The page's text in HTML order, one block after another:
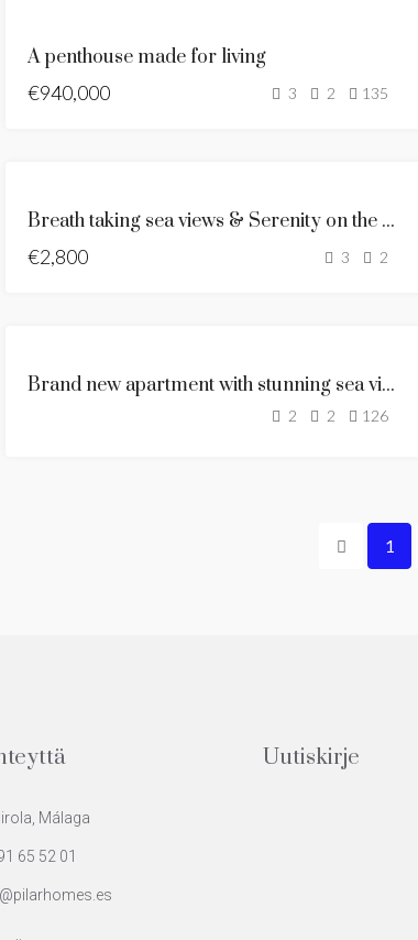
ALENNETTU
HINTA
A penthouse made for living
€940,000
3 2 135
Breath taking sea views & Serenity on the Costa del Sol
€2,800
3 2
MYYTY Brand new apartment with stunning sea views in El Higueron
2 2 126
1
Málaga
65 52 01
Uutiskirje